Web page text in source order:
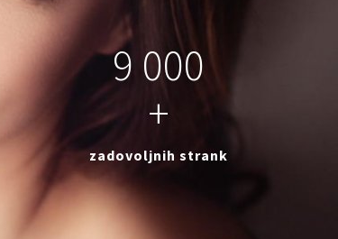
9 000
+
zadovoljnih strank